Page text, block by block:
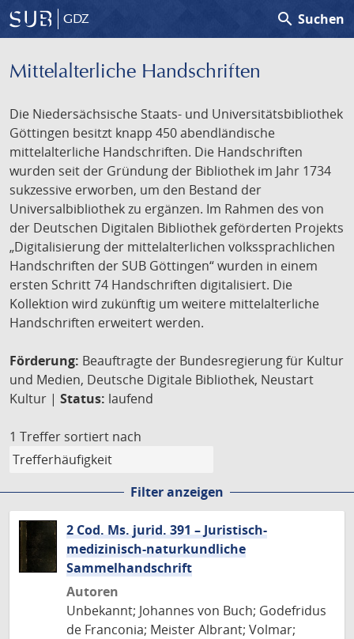
GDZ search Suchen
Mittelalterliche Handschriften
Die Niedersächsische Staats- und Universitätsbibliothek
Göttingen besitzt knapp 450 abendländische
mittelalterliche Handschriften. Die Handschriften
wurden seit der Gründung der Bibliothek im Jahr 1734
sukzessive erworben, um den Bestand der
Universalbibliothek zu ergänzen. Im Rahmen des von
der Deutschen Digitalen Bibliothek geförderten Projekts
„Digitalisierung der mittelalterlichen volkssprachlichen
Handschriften der SUB Göttingen“ wurden in einem
ersten Schritt 74 Handschriften digitalisiert. Die
Kollektion wird zukünftig um weitere mittelalterliche
Handschriften erweitert werden.
Förderung: Beauftragte der Bundesregierung für Kultur
und Medien, Deutsche Digitale Bibliothek, Neustart
Kultur | Status: laufend
1 Treffer sortiert nach
Filter anzeigen
2 Cod. Ms. jurid. 391 – Juristisch-
medizinisch-naturkundliche
Sammelhandschrift
Autoren
Unbekannt; Johannes von Buch; Godefridus
de Franconia; Meister Albrant; Volmar;